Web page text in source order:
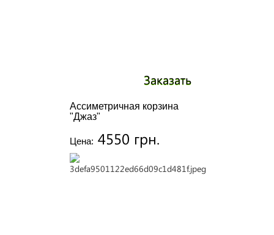
Ассиметричная корзина
"Джаз"
Цена: 4550 грн.
Заказать